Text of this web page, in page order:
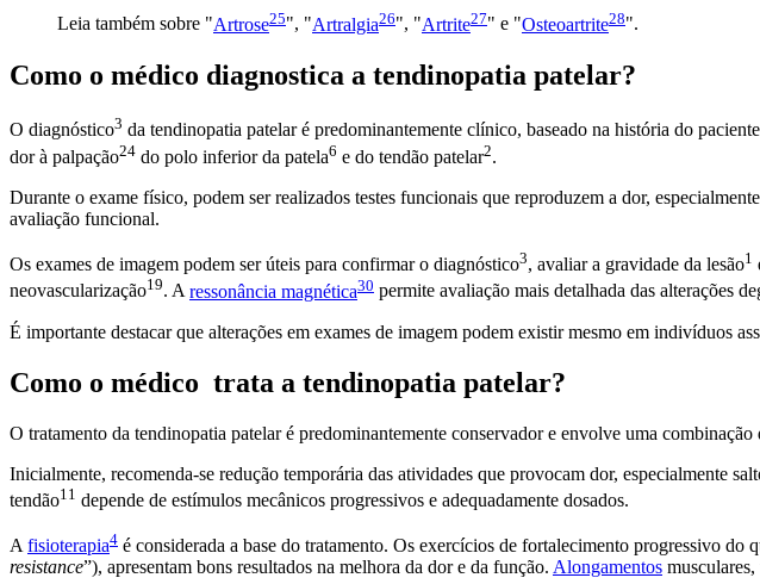
Leia também sobre "Artrose25", "Artralgia26", "Artrite27" e "Osteoartrite28".
Como o médico diagnostica a tendinopatia patelar?
O diagnóstico3 da tendinopatia patelar é predominantemente clínico, baseado na história do
dor à palpação24 do polo inferior da patela6 e do tendão patelar2.
Durante o exame físico, podem ser realizados testes funcionais que reproduzem a dor,
avaliação funcional.
Os exames de imagem podem ser úteis para confirmar o diagnóstico3, avaliar a gravidade da lesão1
neovascularização19. Aressonância magnética30 permite avaliação mais detalhada das alterações
É importante destacar que alterações em exames de imagem podem existir mesmo em indivíduos
Como o médico trata a tendinopatia patelar?
O tratamento da tendinopatia patelar é predominantemente conservador e envolve uma
Inicialmente, recomenda-se redução temporária das atividades que provocam dor, especialmente
tendão11 depende de estímulos mecânicos progressivos e adequadamente dosados.
A fisioterapia4 é considerada a base do tratamento. Os exercícios de fortalecimento progressivo
resistance”), apresentam bons resultados na melhora da dor e da função. Alongamentos